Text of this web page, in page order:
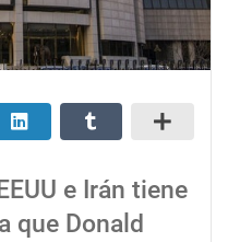
e Irán tiene
que Donald